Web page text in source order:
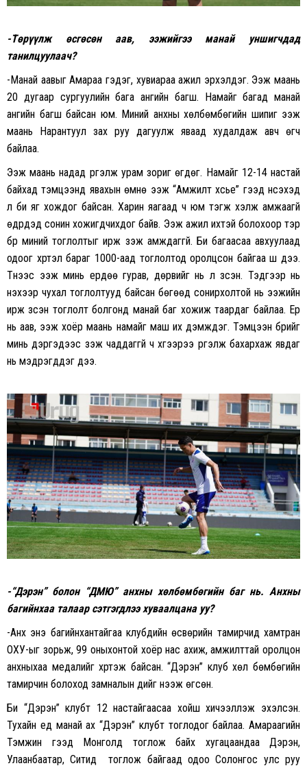
-Төрүүлж өсгөсөн аав, ээжийгээ манай уншигчдад
танилцуулаач?
-Манай аавыг Амараа гэдэг, хувиараа ажил эрхэлдэг. Ээж маань
20 дугаар сургуулийн бага ангийн багш. Намайг багад манай
ангийн багш байсан юм. Миний анхны хөлбөмбөгийн шипиг ээж
маань Нарантуул зах руу дагуулж яваад худалдаж авч өгч
байлаа.
Ээж маань надад үргэлж урам зориг өгдөг. Намайг 12-14 настай
байхад тэмцээнд явахын өмнө ээж “Амжилт хүсье” гээд үнсэхэд
л би яг хождог байсан. Харин яагаад ч юм тэгж хэлж амжаагүй
өдрүүдэд сонин хожигдчихдог байв. Ээж ажил ихтэй болохоор тэр
бүр миний тоглолтыг ирж үзэж амждаггүй. Би багаасаа авхуулаад
одоог хүртэл бараг 1000-аад тоглолтод оролцсон байгаа шүү дээ.
Түүнээс ээж минь ердөө гурав, дөрвийг нь л үзсэн. Тэдгээр нь
үнэхээр чухал тоглолтууд байсан бөгөөд сонирхолтой нь ээжийн
ирж үзсэн тоглолт болгонд манай баг хожиж таардаг байлаа. Ер
нь аав, ээж хоёр маань намайг маш их дэмждэг. Тэмцээн бүрийг
минь дэргэдээс үзэж чаддаггүй ч хүүгээрээ үргэлж бахархаж явдаг
нь мэдрэгддэг дээ.
-“Дэрэн” болон “ДМЮ” анхны хөлбөмбөгийн баг нь. Анхны
багийнхаа талаар сэтгэгдлээ хуваалцана уу?
-Анх энэ багийнхантайгаа клубүүдийн өсвөрийн тамирчид хамтран
ОХУ-ыг зорьж, 99 оныхонтой хоёр нас ахиж, амжилттай оролцон
анхныхаа медалийг хүртэж байсан. “Дэрэн” клуб хөл бөмбөгийн
тамирчин болоход замналын үүдийг нээж өгсөн.
Би “Дэрэн” клубт 12 настайгаасаа хойш хичээллэж эхэлсэн.
Тухайн үед манай ах “Дэрэн” клубт тоглодог байлаа. Амараагийн
Тэмүүжин гээд Монголд тоглож байх хугацаандаа Дэрэн,
Улаанбаатар, Ситид тоглож байгаад одоо Солонгос улс руу